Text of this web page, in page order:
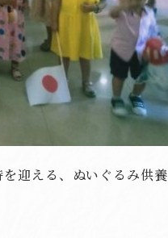
迎える、ぬいぐるみ供養